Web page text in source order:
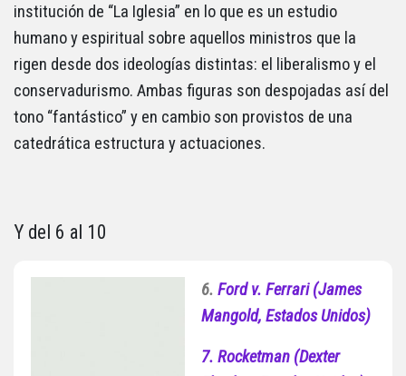
institución de “La Iglesia” en lo que es un estudio
humano y espiritual sobre aquellos ministros que la
rigen desde dos ideologías distintas: el liberalismo y el
conservadurismo. Ambas figuras son despojadas así del
tono “fantástico” y en cambio son provistos de una
catedrática estructura y actuaciones.
Y del 6 al 10
6.Ford v. Ferrari (James
Mangold, Estados Unidos)
7. Rocketman (Dexter